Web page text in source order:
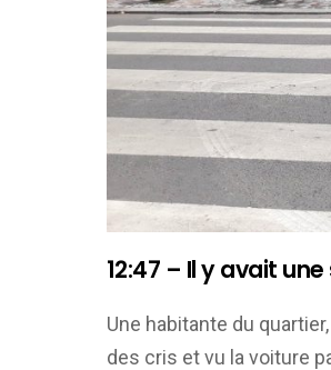
12:47 – Il y avait
Une habitante du
des cris et vu la voiture